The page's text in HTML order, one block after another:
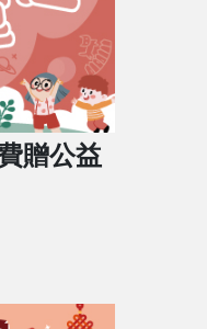
贈公益